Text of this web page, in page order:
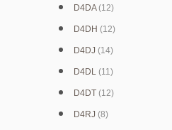
D4DA (12)
D4DH (12)
D4DJ (14)
D4DL (11)
D4DT (12)
D4RJ (8)